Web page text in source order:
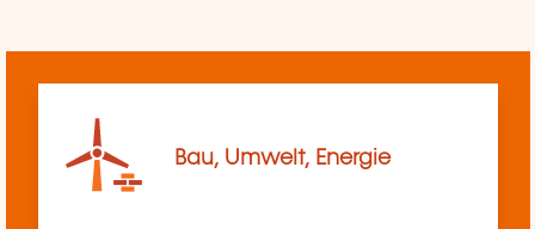
Bau, Umwelt, Energie